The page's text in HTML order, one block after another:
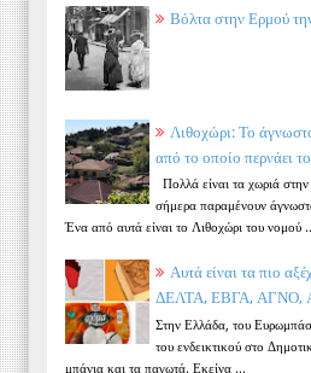
Βόλτα στην Ερμού
Λιθοχώρι: Το
από το οποίο περνάει
Πολλά είναι τα χωριά
σήμερα παραμένουν
Ένα από αυτά είναι το Λιθοχώρι του νομού
Αυτά είναι τα πιο
ΔΕΛΤΑ, ΕΒΓΑ, ΑΓΝΟ,
Στην Ελλάδα, του
του ενδεικτικού στο
μπάνια και τα παγωτά. Εκείνα ...